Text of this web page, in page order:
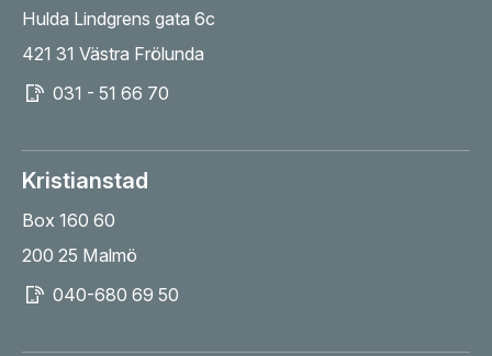
Hulda Lindgrens gata 6c
421 31 Västra Frölunda
031 - 51 66 70
Kristianstad
Box 160 60
200 25 Malmö
040-680 69 50